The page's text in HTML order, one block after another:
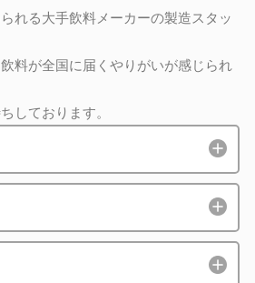
れる大手飲料メーカーの製造スタッ
料が全国に届くやりがいが感じられ
しております。